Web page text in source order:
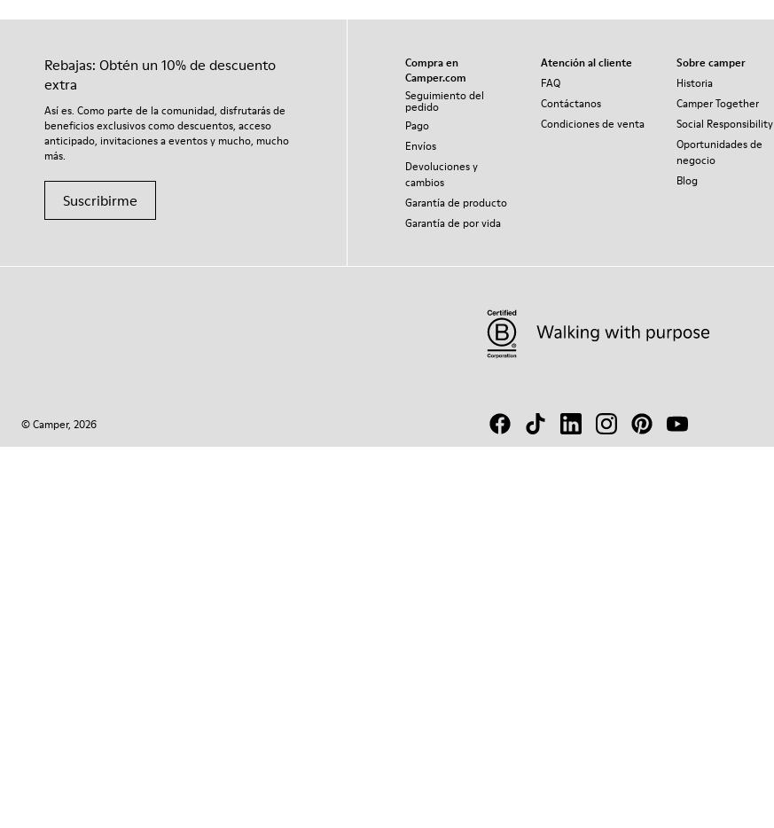
Rebajas: Obtén un 10% de descuento
extra
Así es. Como parte de la comunidad, disfrutarás de
beneficios exclusivos como descuentos, acceso
anticipado, invitaciones a eventos y mucho, mucho
más.
Suscribirme
Compra en
Camper.com
Seguimiento del
pedido
Pago
Envíos
Devoluciones y
cambios
Garantía de producto
Garantía de por vida
Atención al cliente
FAQ
Contáctanos
Condiciones de venta
Sobre camper
Historia
Camper Together
Social Responsibility
Oportunidades de
negocio
Blog
© Camper, 2026